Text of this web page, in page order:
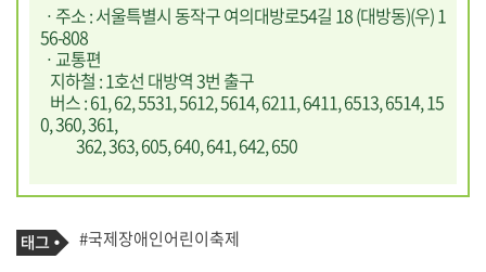
ㆍ주소 : 서울특별시 동작구 여의대방로54길 18 (대방동)(우) 1
56-808
ㆍ교통편
지하철 : 1호선 대방역 3번 출구
버스 : 61, 62, 5531, 5612, 5614, 6211, 6411, 6513, 6514, 15
0, 360, 361,
362, 363, 605, 640, 641, 642, 650
기
사
태
그
#국제장애인어린이축제